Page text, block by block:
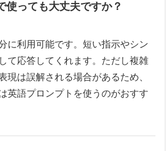
使っても大丈夫ですか？
に利用可能です。短い指示やシン
て応答してくれます。ただし複雑
現は誤解される場合があるため、
英語プロンプトを使うのがおすす